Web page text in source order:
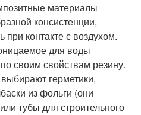
материалы
консистенции,
при контакте с воздухом.
для воды
своим свойствам резину.
герметики,
из фольги (они
тубы для строительного